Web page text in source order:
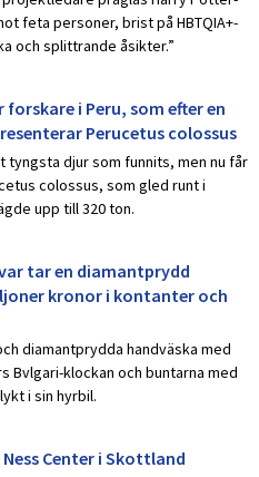
feta personer, brist på HBTQIA+-
och splittrande åsikter.”
forskare i Peru, som efter en
Perucetus colossus
tyngsta djur som funnits, men nu får
colossus, som gled runt i
upp till 320 ton.
tar en diamantprydd
kronor i kontanter och
diamantprydda handväska med
Bvlgari-klockan och buntarna med
i sin hyrbil.
Center i Skottland